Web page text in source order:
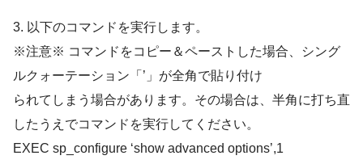
3. 以下のコマンドを実行します。
※注意※ コマンドをコピー＆ペーストした場合、シング
ルクォーテーション「’」が全角で貼り付け
られてしまう場合があります。その場合は、半角に打ち直
したうえでコマンドを実行してください。
EXEC sp_configure ‘show advanced options’,1